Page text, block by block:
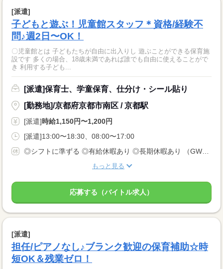
[派遣]
子どもと遊ぶ！児童館スタッフ＊資格/経験不
問♪週2日〜OK！
〇児童館とは 子どもたちが自由に出入りし 遊ぶことができる保育施
設です 多くの場合、18歳未満であれば誰でも自由に使えることがで
き 利用する子ども...
[派遣]保育士、学童保育、仕分け・シール貼り
[勤務地]/京都府京都市南区 / 京都駅
[派遣]時給1,150円〜1,200円
[派遣]13:00〜18:30、08:00〜17:00
◎シフトに準ずる ◎有給休暇あり ◎長期休暇あり （GW・お盆・年末年始） ◎産休・育休・介護休暇あり ※産休育休取得率：95％！
もっと見る
応募する（バイトル求人）
[派遣]
担任/ピアノなし♪ブランク歓迎の保育補助☆時
短OK＆残業ゼロ！